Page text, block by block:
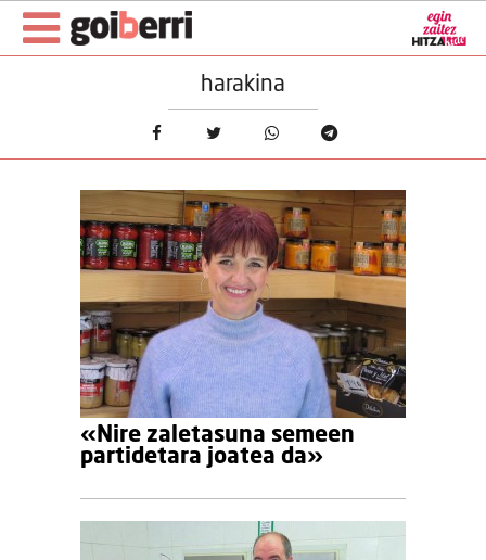
harakina
«Nire zaletasuna semeen
partidetara joatea da»